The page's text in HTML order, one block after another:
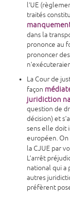
l'UE
traités
dans la
prononce au
prononcer des
La Cour de
façon
juridiction
question de
décision) et
sens elle doit
européen. On
la CJUE par
L’arrêt
national qui a
autres
préfèrent